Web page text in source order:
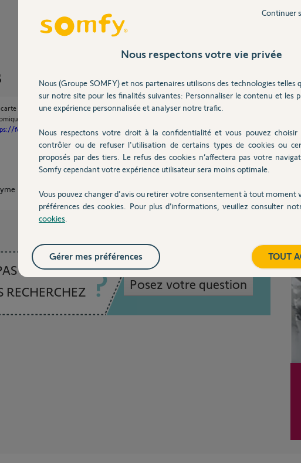
Participer au fil de discussion
perd de son blindage.
réparer la carte, c'est économique et très fiable.
forum.somfy.fr/users/6899912
il y a plus de 2 ans
CE
RECHERCHEZ
Posez votre question
Nous respectons votre vie privée
Nous (Groupe SOMFY) et nos partenaires utilisons des technologies telles
sur notre site pour les finalités suivantes: Personnaliser le contenu et les
une expérience personnalisée et analyser notre trafic.
Nous respectons votre droit à la confidentialité et vous pouvez choisir
contrôler ou de refuser l'utilisation de certains types de cookies ou
proposés par des tiers. Le refus des cookies n’affectera pas votre
Somfy cependant votre expérience utilisateur sera moins optimale.
Vous pouvez changer d'avis ou retirer votre consentement à tout moment
préférences des cookies. Pour plus d’informations, veuillez consulter
cookies
Continuer
TOUT
Gérer mes préférences